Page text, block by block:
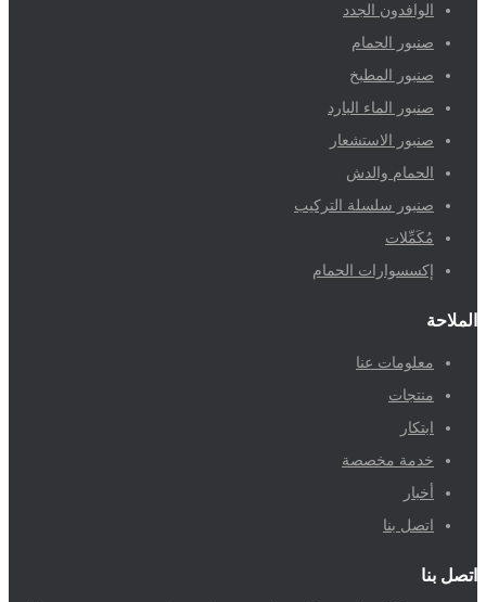
الوافدون الجدد
صنبور الحمام
صنبور المطبخ
صنبور الماء البارد
صنبور الاستشعار
الحمام والدش
صنبور سلسلة التركيب
مُكَمِّلات
إكسسوارات الحمام
الملاحة
معلومات عنا
منتجات
ابتكار
خدمة مخصصة
أخبار
اتصل بنا
اتصل بنا